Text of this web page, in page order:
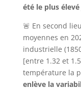
été le plus
🚨 En second
moyennes en
industrielle
[entre 1.32 et
température la
enlève la